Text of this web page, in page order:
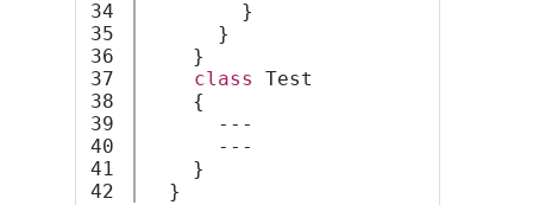
34
35
36
37
38
39
40
41
}
}
}
class
Test
{
---
---
}
}